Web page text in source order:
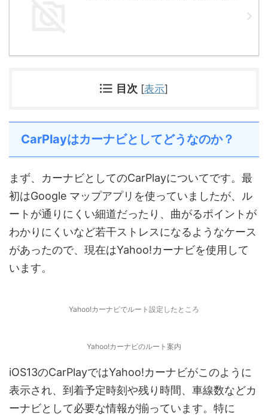
目次 [表示]
CarPlayはカーナビとしてどうなのか？
まず、カーナビとしてのCarPlayについてです。最
初はGoogle マップアプリを使っていましたが、ル
ートが通りにくい細道だったり、曲がるポイントが
わかりにくいなど若干ストレスになるようなケース
があったので、現在はYahoo!カーナビを使用して
います。
Yahoo!カーナビでルート設定したところ
Yahoo!カーナビのルート案内
iOS13のCarPlayではYahoo!カーナビがこのように
表示され、到着予定時刻や残り時間、車線数などカ
ーナビとして必要な情報が揃っています。特に